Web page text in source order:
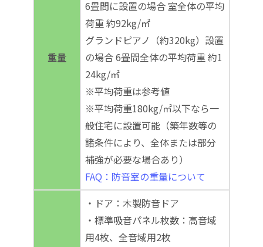
重量
6畳間に設置の場合 室全体の平均
荷重 約92kg/㎡
グランドピアノ（約320kg）設置
の場合 6畳間全体の平均荷重 約1
24kg/㎡
※平均荷重は参考値
※平均荷重180kg/㎡以下なら一
般住宅に設置可能（築年数等の
諸条件により、全体または部分
補強が必要な場合あり）
FAQ：防音室の重量について
・ドア：木製防音ドア
・標準吸音パネル枚数：高音域
用4枚、全音域用2枚